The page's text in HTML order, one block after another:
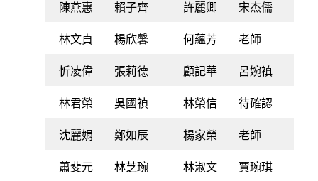
陳燕惠 賴子齊 許麗卿 宋杰儒
林文貞 楊欣馨 何蘊芳 老師
忻凌偉 張莉德 顧記華 呂婉禛
林君榮 吳國禎 林榮信 待確認
沈麗娟 鄭如辰 楊家榮 老師
蕭斐元 林芝琬 林淑文 賈琬琪